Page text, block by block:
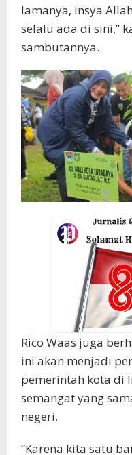
lamanya, insya
selalu ada di sini,”
sambutannya.
Rico Waas juga
ini akan menjadi
pemerintah kota di
semangat yang
negeri.
“Karena kita satu